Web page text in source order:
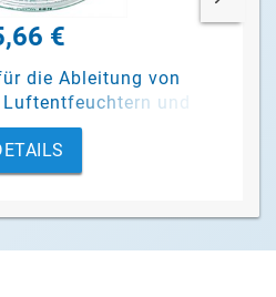
€
die Ableitung von
Luftentfeuchtern und